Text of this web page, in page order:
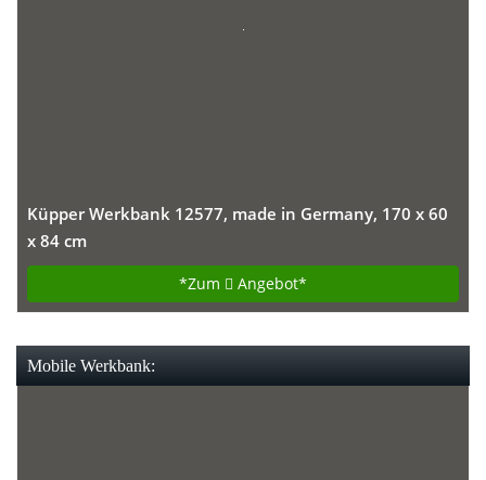
Küpper Werkbank 12577, made in Germany, 170 x 60
x 84 cm
*Zum Angebot*
Mobile Werkbank: